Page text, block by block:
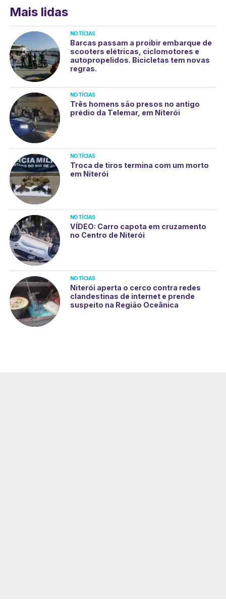
Mais lidas
NOTÍCIAS
Barcas passam a proibir embarque de
scooters elétricas, ciclomotores e
autopropelidos. Bicicletas tem novas
regras.
NOTÍCIAS
Três homens são presos no antigo
prédio da Telemar, em Niterói
NOTÍCIAS
Troca de tiros termina com um morto
em Niterói
NOTÍCIAS
VÍDEO: Carro capota em cruzamento
no Centro de Niterói
NOTÍCIAS
Niterói aperta o cerco contra redes
clandestinas de internet e prende
suspeito na Região Oceânica